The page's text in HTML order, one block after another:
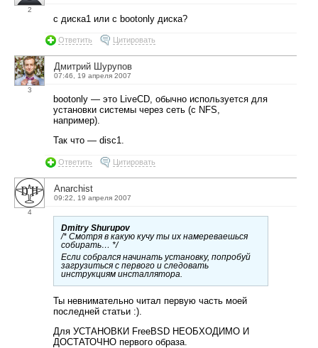
2
с диска1 или с bootonly диска?
Ответить Цитировать
3
Дмитрий Шурупов
07:46, 19 апреля 2007
bootonly — это LiveCD, обычно используется для
установки системы через сеть (с NFS,
например).
Так что — disc1.
Ответить Цитировать
4
Anarchist
09:22, 19 апреля 2007
Dmitry Shurupov
/* Смотря в какую кучу ты их намереваешься
собирать… */
Если собрался начинать установку, попробуй
загрузиться с первого и следовать
инструкциям инсталлятора.
Ты невнимательно читал первую часть моей
последней статьи :).
Для УСТАНОВКИ FreeBSD НЕОБХОДИМО И
ДОСТАТОЧНО первого образа.